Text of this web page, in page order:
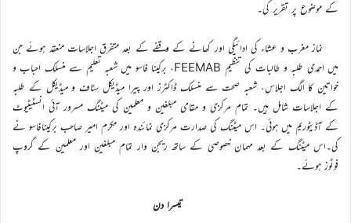
کے موضوع پر تقریر کی۔
نماز مغرب و عشاء کی ادائیگی اور کھانے کے وقفے کے بعد متفرق اجلاسات منعقد ہوئے جن
میں احمدی طلبہ و طالبات کی تنظیم FEEMAB، برکینا فاسو میں شعبہ تعلیم سے منسلک احباب و
خواتین کا الگ اجلاس، شعبہ صحت سے منسلک ڈاکٹرز اور پیرا میڈیکل سٹاف و میڈیکل کے طلبہ
کے اجلاسات شامل ہیں۔ تمام مرکزی و مقامی مبلغین و معلمین کی میٹنگ مسرور آئی انسٹیٹیوٹ
کے آڈیٹوریم میں ہوئی۔ اس میٹنگ کی صدارت مرکزی نمائندہ اور مکرم امیر صاحب برکینافاسو نے
کی۔اس میٹنگ کے بعد مہمان خصوصی کے ساتھ ریجن وار تمام مبلغین اور معلمین کے گروپ
فوٹوز ہوئے۔
تیسرا دن